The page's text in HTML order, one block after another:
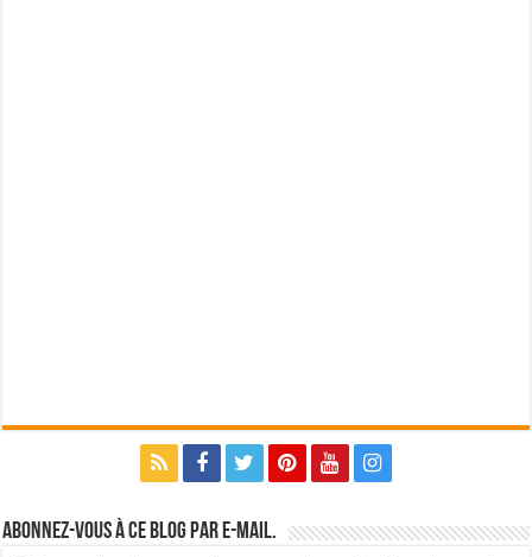
Abonnez-vous à ce blog par e-mail.